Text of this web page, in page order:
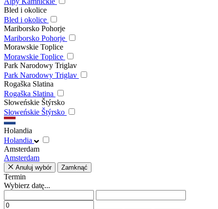
Bled i okolice
Bled i okolice
Mariborsko Pohorje
Mariborsko Pohorje
Morawskie Toplice
Morawskie Toplice
Park Narodowy Triglav
Park Narodowy Triglav
Rogaška Slatina
Rogaška Slatina
Słoweńskie Štýrsko
Słoweńskie Štýrsko
Holandia
Holandia
Amsterdam
Amsterdam
Anuluj wybór Zamknąć
Termin
Wybierz datę...